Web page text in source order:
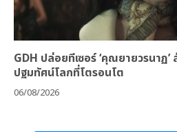
GDH ปล่อยทีเซอร์ ‘คุณยายวรนาฏ
ปฐมทัศน์โลกที่โตรอนโต
06/08/2026